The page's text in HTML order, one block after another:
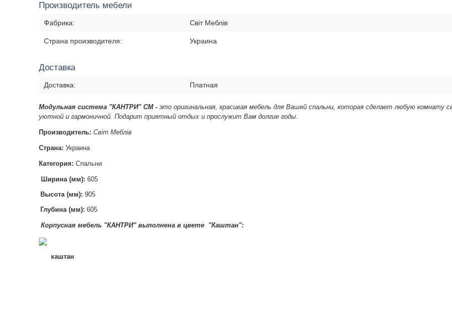
Производитель мебели
Фабрика: Світ Меблів
Страна производителя: Украина
Доставка
Доставка: Платная
Модульная система "КАНТРИ" СМ - это оригинальная, красивая мебель для Вашей спальни, которая сделает любую комнату
уютной и гармоничной. Подарит приятный отдых и прослужит Вам долгие годы.
Производитель: Світ Меблів
Страна: Украина
Категория: Спальни
Ширина (мм): 605
Высота (мм): 905
Глубина (мм): 605
Корпусная мебель "КАНТРИ" выполнена в цвете "Каштан":
каштан